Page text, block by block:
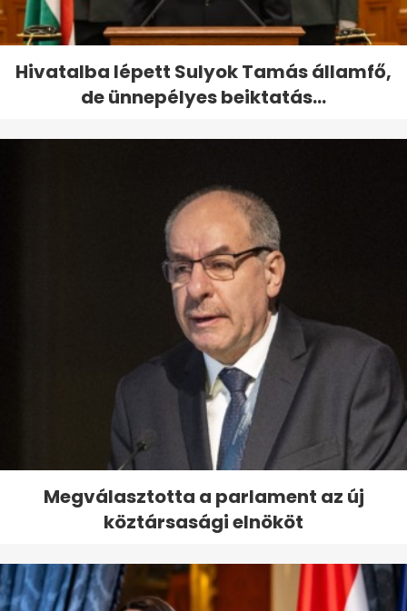
Hivatalba lépett Sulyok Tamás államfő,
de ünnepélyes beiktatás...
Megválasztotta a parlament az új
köztársasági elnököt